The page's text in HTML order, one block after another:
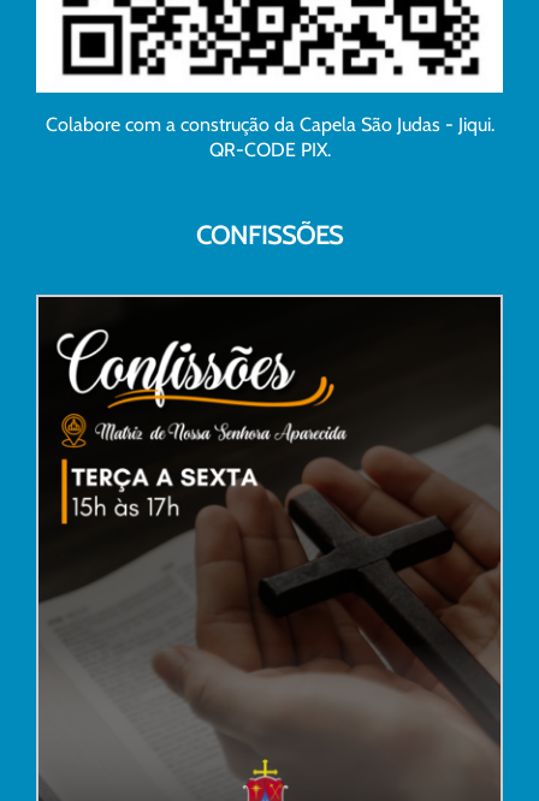
Colabore com a construção da Capela São Judas - Jiqui.
QR-CODE PIX.
CONFISSÕES